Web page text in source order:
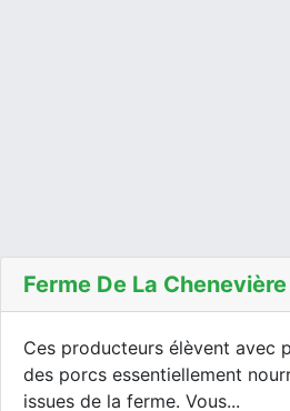
Ferme De La Chenevière
Ces producteurs élèvent avec
des porcs essentiellement
issues de la ferme. Vous...